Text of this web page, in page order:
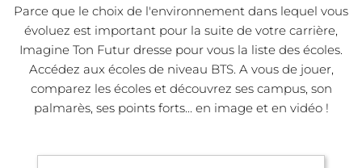
Parce que le choix de l'environnement dans lequel vous
évoluez est important pour la suite de votre carrière,
Imagine Ton Futur dresse pour vous la liste des écoles.
Accédez aux écoles de niveau BTS. A vous de jouer,
comparez les écoles et découvrez ses campus, son
palmarès, ses points forts... en image et en vidéo !